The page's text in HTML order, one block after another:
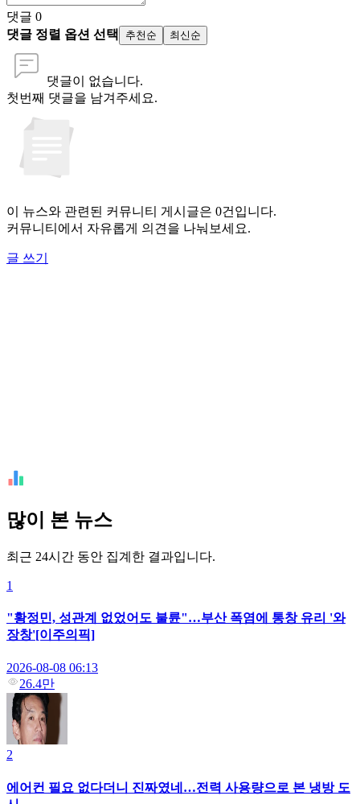
댓글 0
댓글 정렬 옵션 선택
추천순 최신순
댓글이 없습니다.
첫번째 댓글을 남겨주세요.
이 뉴스와 관련된 커뮤니티 게시글은 0건입니다.
커뮤니티에서 자유롭게 의견을 나눠보세요.
글 쓰기
많이 본 뉴스
최근 24시간 동안 집계한 결과입니다.
1
"황정민, 성관계 없었어도 불륜"…부산 폭염에 통창 유리 '와
장창'[이주의픽]
2026-08-08 06:13
26.4만
2
에어컨 필요 없다더니 진짜였네…전력 사용량으로 본 냉방 도